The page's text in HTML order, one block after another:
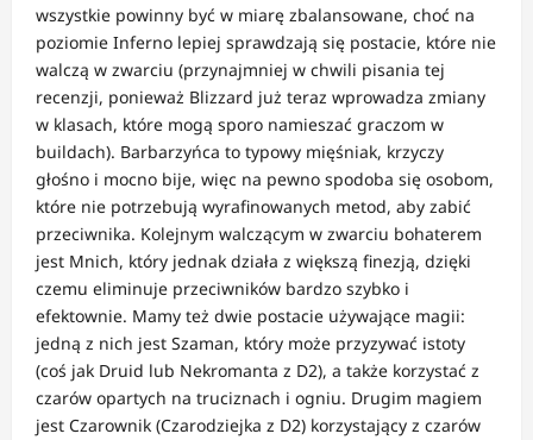
wszystkie powinny być w miarę zbalansowane, choć na
poziomie Inferno lepiej sprawdzają się postacie, które nie
walczą w zwarciu (przynajmniej w chwili pisania tej
recenzji, ponieważ Blizzard już teraz wprowadza zmiany
w klasach, które mogą sporo namieszać graczom w
buildach). Barbarzyńca to typowy mięśniak, krzyczy
głośno i mocno bije, więc na pewno spodoba się osobom,
które nie potrzebują wyrafinowanych metod, aby zabić
przeciwnika. Kolejnym walczącym w zwarciu bohaterem
jest Mnich, który jednak działa z większą finezją, dzięki
czemu eliminuje przeciwników bardzo szybko i
efektownie. Mamy też dwie postacie używające magii:
jedną z nich jest Szaman, który może przyzywać istoty
(coś jak Druid lub Nekromanta z D2), a także korzystać z
czarów opartych na truciznach i ogniu. Drugim magiem
jest Czarownik (Czarodziejka z D2) korzystający z czarów